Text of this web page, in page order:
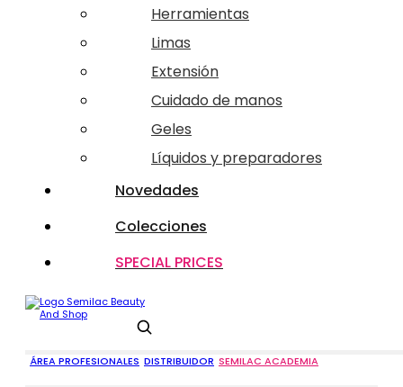
Herramientas
Limas
Extensión
Cuidado de manos
Geles
Líquidos y preparadores
Novedades
Colecciones
SPECIAL PRICES
ÁREA PROFESIONALES DISTRIBUIDOR SEMILAC ACADEMIA